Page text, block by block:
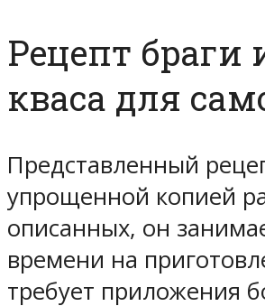
Рецепт браги
кваса для
Представленный
упрощенной копией
описанных, он
времени на
требует приложения